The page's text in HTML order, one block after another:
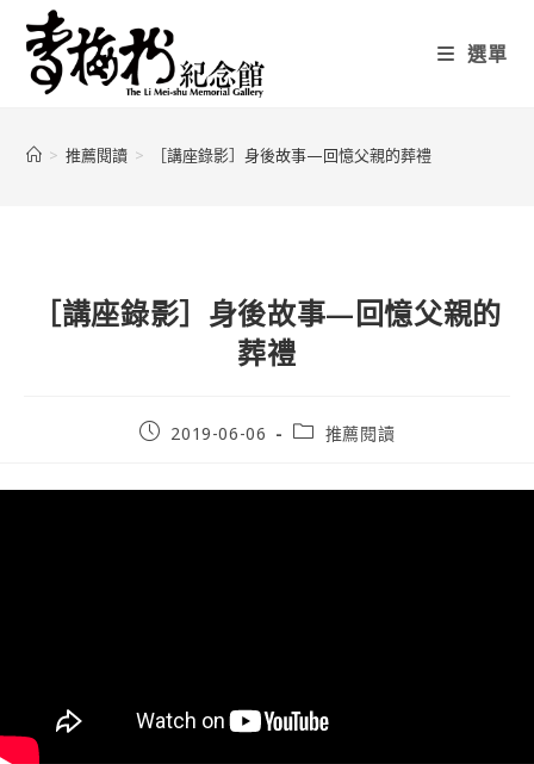
選單
> 推薦閱讀 > ［講座錄影］身後故事—回憶父親的葬禮
［講座錄影］身後故事—回憶父親的
葬禮
2019-06-06 推薦閱讀